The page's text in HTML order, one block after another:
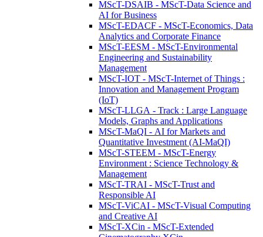
MScT-DSAIB - MScT-Data Science and
AI for Business
MScT-EDACF - MScT-Economics, Data
Analytics and Corporate Finance
MScT-EESM - MScT-Environmental
Engineering and Sustainability
Management
MScT-IOT - MScT-Internet of Things :
Innovation and Management Program
(IoT)
MScT-LLGA - Track : Large Language
Models, Graphs and Applications
MScT-MaQI - AI for Markets and
Quantitative Investment (AI-MaQI)
MScT-STEEM - MScT-Energy
Environment : Science Technology &
Management
MScT-TRAI - MScT-Trust and
Responsible AI
MScT-ViCAI - MScT-Visual Computing
and Creative AI
MScT-XCin - MScT-Extended